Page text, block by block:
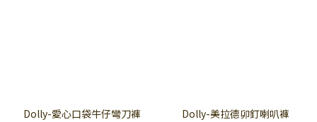
Dolly-愛心口袋牛仔彎刀褲 Dolly-美拉德卯釘喇叭褲